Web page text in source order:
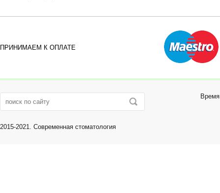
ПРИНИМАЕМ К ОПЛАТЕ
2015-2021. Современная стоматология